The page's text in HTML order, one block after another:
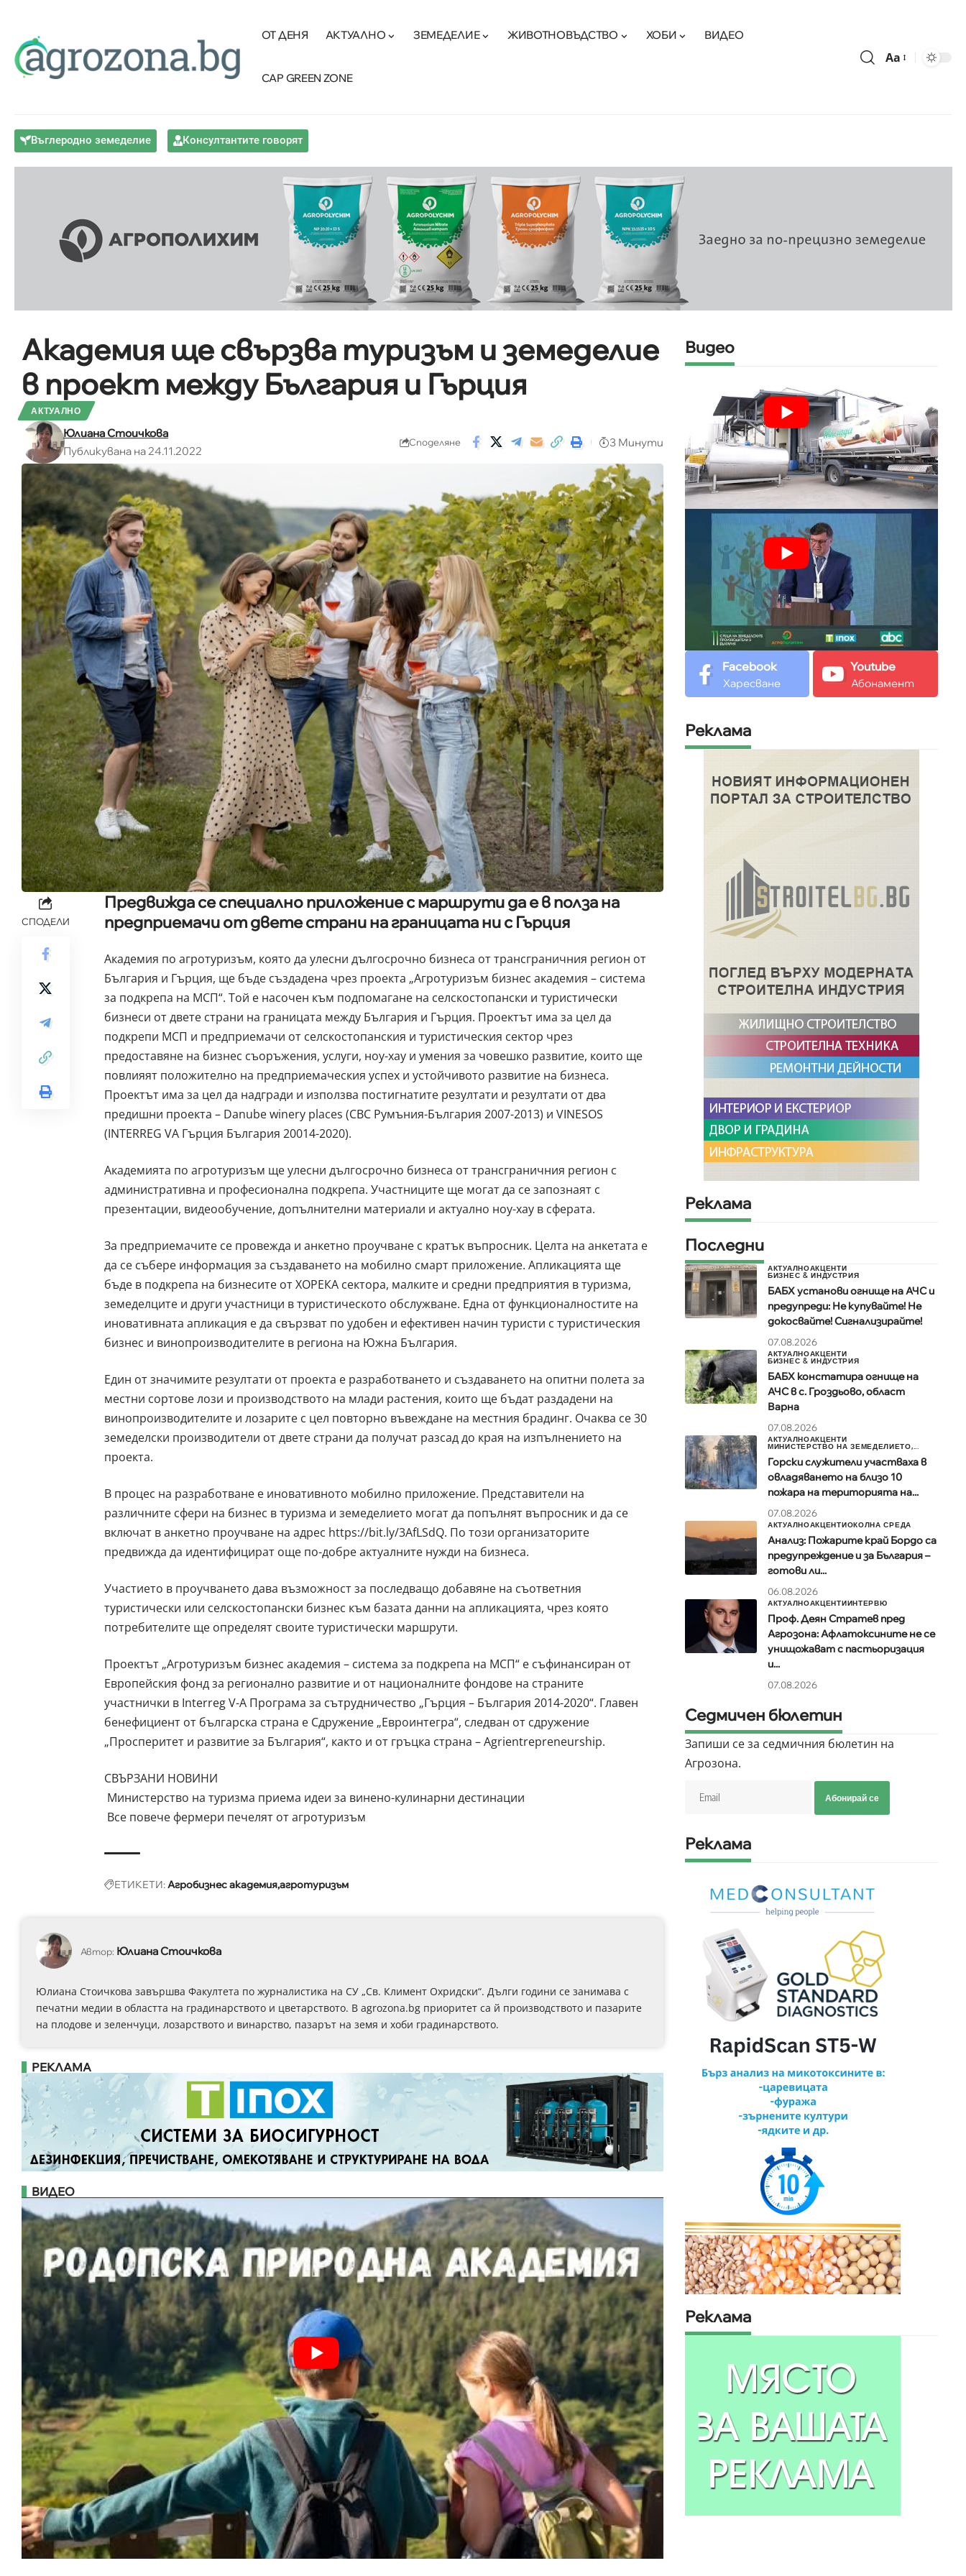
ОТ ДЕНЯ АКТУАЛНО ЗЕМЕДЕЛИЕ ЖИВОТНОВЪДСТВО ХОБИ ВИДЕО
CAP GREEN ZONE
Aa
Въглеродно земеделие Консултантите говорят
Академия ще свързва туризъм и земеделие
в проект между България и Гърция
АКТУАЛНО
Юлиана Стоичкова
Публикувана на 24.11.2022
Споделяне 3 Минути
СПОДЕЛИ
Предвижда се специално приложение с маршрути да е в полза на
предприемачи от двете страни на границата ни с Гърция
Академия по агротуризъм, която да улесни дългосрочно бизнеса от трансграничния регион от
България и Гърция, ще бъде създадена чрез проекта „Агротуризъм бизнес академия – система
за подкрепа на МСП“. Той е насочен към подпомагане на селскостопански и туристически
бизнеси от двете страни на границата между България и Гърция. Проектът има за цел да
подкрепи МСП и предприемачи от селскостопанския и туристическия сектор чрез
предоставяне на бизнес съоръжения, услуги, ноу-хау и умения за човешко развитие, които ще
повлияят положително на предприемаческия успех и устойчивото развитие на бизнеса.
Проектът има за цел да надгради и използва постигнатите резултати и резултати от два
предишни проекта – Danube winery places (CBC Румъния-България 2007-2013) и VINESOS
(INTERREG VA Гърция България 20014-2020).
Академията по агротуризъм ще улесни дългосрочно бизнеса от трансграничния регион с
административна и професионална подкрепа. Участниците ще могат да се запознаят с
презентации, видеообучение, допълнителни материали и актуално ноу-хау в сферата.
За предприемачите се провежда и анкетно проучване с кратък въпросник. Целта на анкетата е
да се събере информация за създаването на мобилно смарт приложение. Апликацията ще
бъде в подкрепа на бизнесите от ХОРЕКА сектора, малките и средни предприятия в туризма,
земеделците и други участници в туристическото обслужване. Една от функционалностите на
иновативната апликация е да свързват по удобен и ефективен начин туристи с туристическия
бизнес и винопроизводителите в региона на Южна България.
Един от значимите резултати от проекта е разработването и създаването на опитни полета за
местни сортове лози и производството на млади растения, които ще бъдат раздадени на
винопроизводителите и лозарите с цел повторно въвеждане на местния брадинг. Очаква се 30
земеделски производители от двете страни да получат разсад до края на изпълнението на
проекта.
В процес на разработване е иновативното мобилно приложение. Представители на
различните сфери на бизнес в туризма и земеделието могат да попълнят въпросник и да се
включат в анкетно проучване на адрес https://bit.ly/3AfLSdQ. По този организаторите
предвижда да идентифицират още по-добре актуалните нужди на бизнеса.
Участието в проучването дава възможност за последващо добавяне на съответния
туристически или селскостопански бизнес към базата данни на апликацията, чрез която
потребителите ще определят своите туристически маршрути.
Проектът „Агротуризъм бизнес академия – система за подкрепа на МСП“ е съфинансиран от
Европейския фонд за регионално развитие и от националните фондове на страните
участнички в Interreg V-A Програма за сътрудничество „Гърция – България 2014-2020“. Главен
бенефициент от българска страна е Сдружение „Евроинтегра“, следван от сдружение
„Просперитет и развитие за България“, както и от гръцка страна – Agrientrepreneurship.
СВЪРЗАНИ НОВИНИ
Министерство на туризма приема идеи за винено-кулинарни дестинации
Все повече фермери печелят от агротуризъм
ЕТИКЕТИ:Агробизнес академияагротуризъм
Автор: Юлиана Стоичкова
Юлиана Стоичкова завършва Факултета по журналистика на СУ „Св. Климент Охридски“. Дълги години се занимава с
печатни медии в областта на градинарството и цветарството. В agrozona.bg приоритет са й производството и пазарите
на плодове и зеленчуци, лозарството и винарство, пазарът на земя и хоби градинарството.
РЕКЛАМА
ВИДЕО
Видео
Facebook
Харесване
Youtube
Абонамент
Реклама
Реклама
Последни
АКТУАЛНОАКЦЕНТИ
БИЗНЕС & ИНДУСТРИЯ
БАБХ установи огнище на АЧС и
предупреди: Не купувайте! Не
докосвайте! Сигнализирайте!
07.08.2026
АКТУАЛНОАКЦЕНТИ
БИЗНЕС & ИНДУСТРИЯ
БАБХ констатира огнище на
АЧС в с. Гроздьово, област
Варна
07.08.2026
АКТУАЛНОАКЦЕНТИ
МИНИСТЕРСТВО НА ЗЕМЕДЕЛИЕТО,...
Горски служители участваха в
овладяването на близо 10
пожара на територията на...
07.08.2026
АКТУАЛНОАКЦЕНТИОКОЛНА СРЕДА
Анализ: Пожарите край Бордо са
предупреждение и за България –
готови ли...
06.08.2026
АКТУАЛНОАКЦЕНТИИНТЕРВЮ
Проф. Деян Стратев пред
Агрозона: Афлатоксините не се
унищожават с пастьоризация
и...
07.08.2026
Седмичен бюлетин
Запиши се за седмичния бюлетин на
Агрозона.
Абонирай се
Реклама
Реклама